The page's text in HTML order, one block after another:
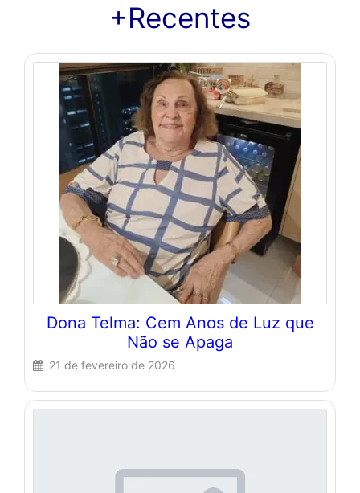
+Recentes
Dona Telma: Cem Anos de Luz que
Não se Apaga
21 de fevereiro de 2026